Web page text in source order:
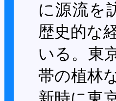
に源流を
歴史的な
いる。東
帯の植林